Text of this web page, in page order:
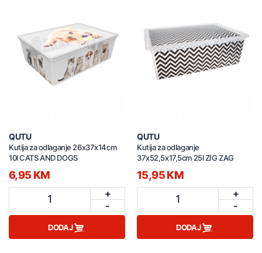
QUTU
Kutija za odlaganje 26x37x14cm
10l CATS AND DOGS
6,95 KM
1
+
-
DODAJ
QUTU
Kutija za odlaganje
37x52,5x17,5cm 25l ZIG ZAG
15,95 KM
1
+
-
DODAJ